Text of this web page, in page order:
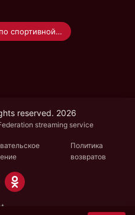
Чемпионат России по спортивной борьбе
reserved. 2026
streaming service
Политика
возвратов